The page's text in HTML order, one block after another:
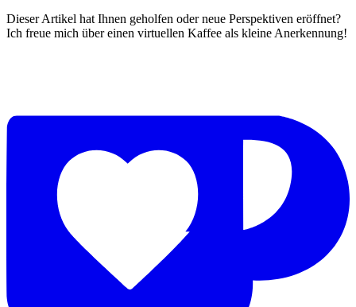
Dieser Artikel hat Ihnen geholfen oder neue Perspektiven eröffnet?
Ich freue mich über einen virtuellen Kaffee als kleine Anerkennung!